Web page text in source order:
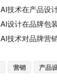
AI技术在产品设
AI设计在品牌包
AI技术对品牌营
营销 产品